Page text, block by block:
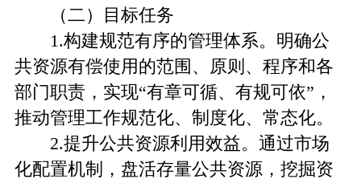
（二）目标任务
1.构建规范有序的管理体系。明确公
共资源有偿使用的范围、原则、程序和各
部门职责，实现“有章可循、有规可依”，
推动管理工作规范化、制度化、常态化。
2.提升公共资源利用效益。通过市场
化配置机制，盘活存量公共资源，挖掘资